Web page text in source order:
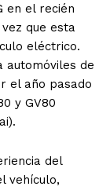
en el recién
que esta
eléctrico.
de
el año pasado
y GV80
del
vehículo,